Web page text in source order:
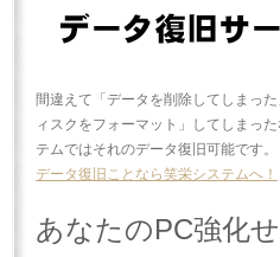
間違えて「データを削除してしまっ
ィスクをフォーマット」してしまっ
テムではそれのデータ復旧可能です。
データ復旧ことなら笑栄システムへ！
あなたのPC強化せ